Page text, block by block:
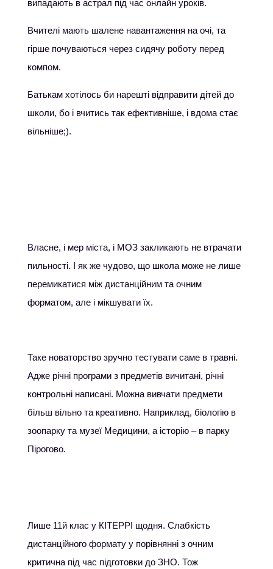
випадають в астрал під час онлайн уроків.
Вчителі мають шалене навантаження на очі, та
гірше почуваються через сидячу роботу перед
компом.
Батькам хотілось би нарешті відправити дітей до
школи, бо і вчитись так ефективніше, і вдома стає
вільніше;).
Власне, і мер міста, і МОЗ закликають не втрачати
пильності. І як же чудово, що школа може не лише
перемикатися між дистанційним та очним
форматом, але і мікшувати їх.
Таке новаторство зручно тестувати саме в травні.
Адже річні програми з предметів вичитані, річні
контрольні написані. Можна вивчати предмети
більш вільно та креативно. Наприклад, біологію в
зоопарку та музеї Медицини, а історію – в парку
Пірогово.
Лише 11й клас у КІТЕРРІ щодня. Слабкість
дистанційного формату у порівнянні з очним
критична під час підготовки до ЗНО. Тож